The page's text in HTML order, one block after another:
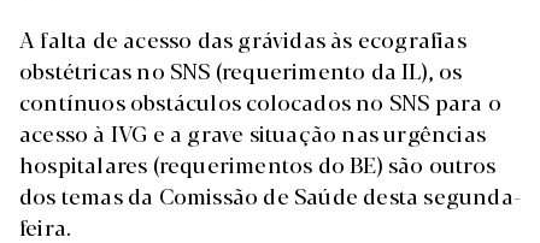
A falta de acesso das grávidas às ecografias
obstétricas no SNS (requerimento da IL), os
contínuos obstáculos colocados no SNS para o
acesso à IVG e a grave situação nas urgências
hospitalares (requerimentos do BE) são outros
dos temas da Comissão de Saúde desta segunda-
feira.